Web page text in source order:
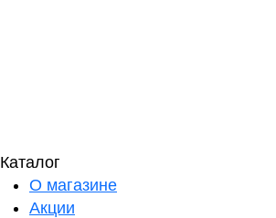
Каталог
О магазине
Акции